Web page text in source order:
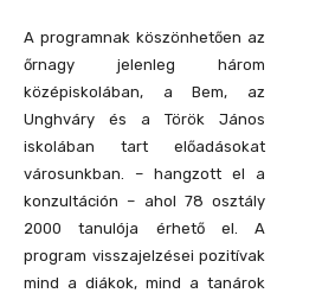
A programnak köszönhetően az
őrnagy jelenleg három
középiskolában, a Bem, az
Unghváry és a Török János
iskolában tart előadásokat
városunkban. – hangzott el a
konzultáción – ahol 78 osztály
2000 tanulója érhető el. A
program visszajelzései pozitívak
mind a diákok, mind a tanárok